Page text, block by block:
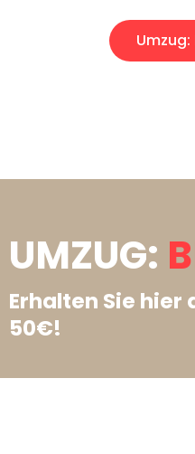
Umzug:
UMZUG:
Erhalten Sie hier
50€!